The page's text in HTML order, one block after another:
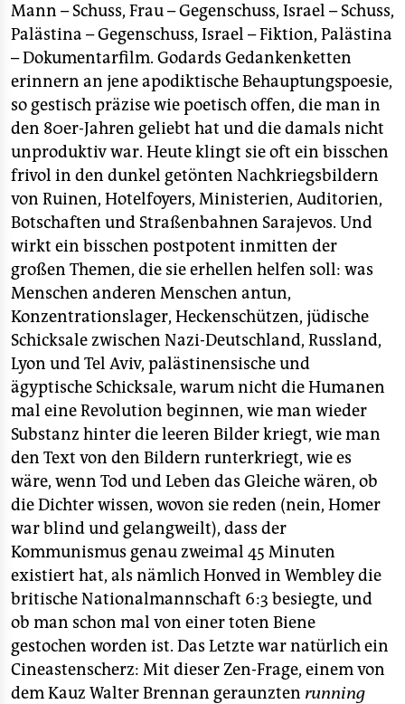
Mann – Schuss, Frau – Gegenschuss, Israel – Schuss,
Palästina – Gegenschuss, Israel – Fiktion, Palästina
– Dokumentarfilm. Godards Gedankenketten
erinnern an jene apodiktische Behauptungspoesie,
so gestisch präzise wie poetisch offen, die man in
den 80er-Jahren geliebt hat und die damals nicht
unproduktiv war. Heute klingt sie oft ein bisschen
frivol in den dunkel getönten Nachkriegsbildern
von Ruinen, Hotelfoyers, Ministerien, Auditorien,
Botschaften und Straßenbahnen Sarajevos. Und
wirkt ein bisschen postpotent inmitten der
großen Themen, die sie erhellen helfen soll: was
Menschen anderen Menschen antun,
Konzentrationslager, Heckenschützen, jüdische
Schicksale zwischen Nazi-Deutschland, Russland,
Lyon und Tel Aviv, palästinensische und
ägyptische Schicksale, warum nicht die Humanen
mal eine Revolution beginnen, wie man wieder
Substanz hinter die leeren Bilder kriegt, wie man
den Text von den Bildern runterkriegt, wie es
wäre, wenn Tod und Leben das Gleiche wären, ob
die Dichter wissen, wovon sie reden (nein, Homer
war blind und gelangweilt), dass der
Kommunismus genau zweimal 45 Minuten
existiert hat, als nämlich Honved in Wembley die
britische Nationalmannschaft 6:3 besiegte, und
ob man schon mal von einer toten Biene
gestochen worden ist. Das Letzte war natürlich ein
Cineastenscherz: Mit dieser Zen-Frage, einem von
dem Kauz Walter Brennan geraunzten running